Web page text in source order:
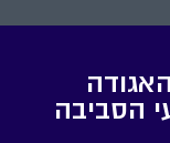
הסביבה